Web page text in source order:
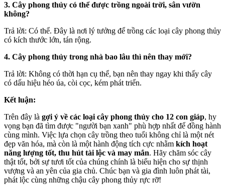
3. Cây phong thủy có thể được trồng ngoài trời, sân vườn
không?
Trả lời: Có thể. Đây là nơi lý tưởng để trồng các loại cây phong thủy
có kích thước lớn, tán rộng.
4. Cây phong thủy trong nhà bao lâu thì nên thay mới?
Trả lời: Không có thời hạn cụ thể, bạn nên thay ngay khi thấy cây
có dấu hiệu héo úa, còi cọc, kém phát triển.
Kết luận:
Trên đây là gợi ý về các loại cây phong thủy cho 12 con giáp, hy
vọng bạn đã tìm được "người bạn xanh" phù hợp nhất để đồng hành
cùng mình. Việc lựa chọn cây trồng theo tuổi không chỉ là một nét
đẹp văn hóa, mà còn là một hành động tích cực nhằm kích hoạt
năng lượng tốt, thu hút tài lộc và may mắn. Hãy chăm sóc cây
thật tốt, bởi sự tươi tốt của chúng chính là biểu hiện cho sự thịnh
vượng và an yên của gia chủ. Chúc bạn và gia đình luôn phát tài,
phát lộc cùng những chậu cây phong thủy rực rỡ!